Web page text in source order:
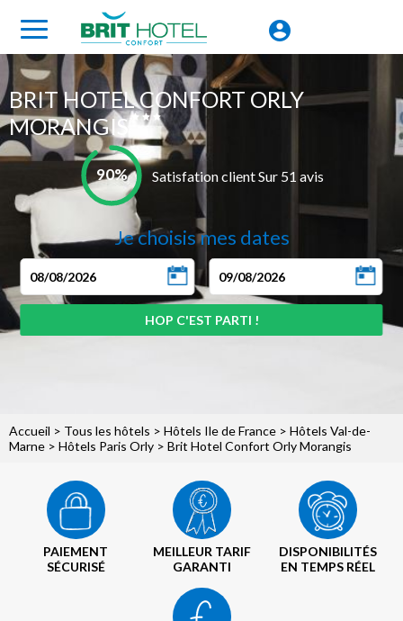
BRIT HOTEL CONFORT ORLY
MORANGIS
90% Satisfation client Sur 51 avis
Je choisis mes dates
Accueil > Tous les hôtels > Hôtels Ile de France > Hôtels Val-de-
Marne > Hôtels Paris Orly > Brit Hotel Confort Orly Morangis
PAIEMENT
SÉCURISÉ
MEILLEUR TARIF
GARANTI
DISPONIBILITÉS
EN TEMPS RÉEL